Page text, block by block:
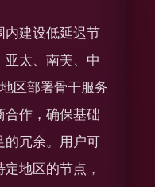
内建设低延迟节
亚太、南美、中
区部署骨干服务
合作，确保基础
的冗余。用户可
地区的节点，